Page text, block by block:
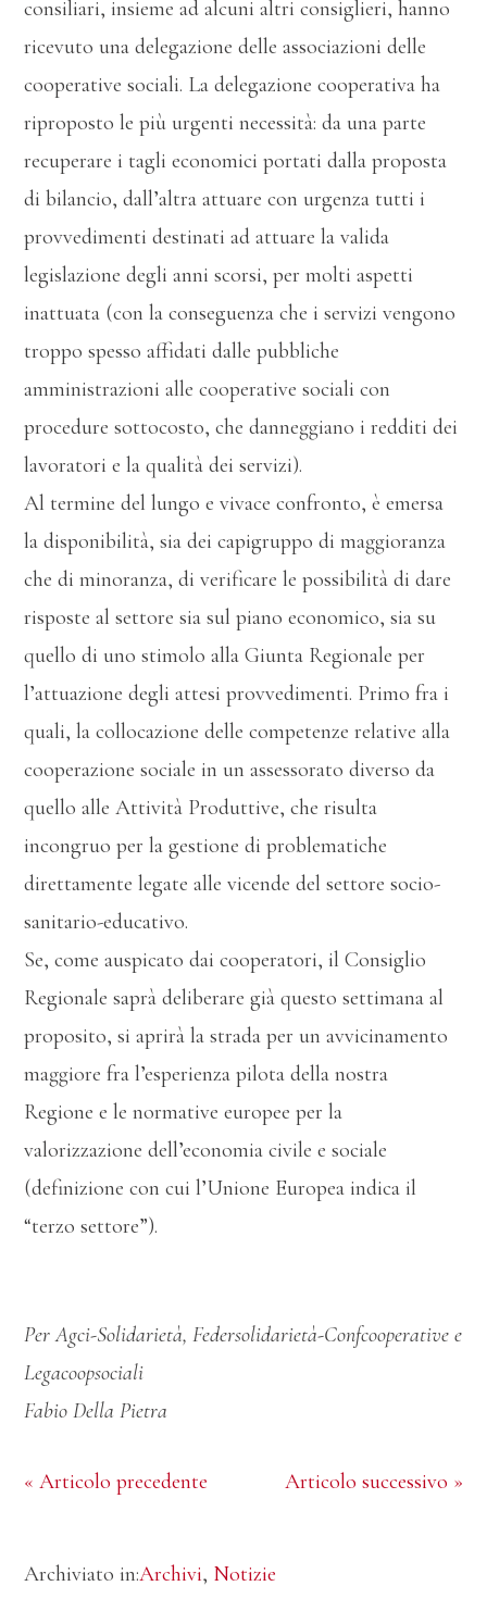
consiliari, insieme ad alcuni altri consiglieri, hanno
ricevuto una delegazione delle associazioni delle
cooperative sociali. La delegazione cooperativa ha
riproposto le più urgenti necessità: da una parte
recuperare i tagli economici portati dalla proposta
di bilancio, dall’altra attuare con urgenza tutti i
provvedimenti destinati ad attuare la valida
legislazione degli anni scorsi, per molti aspetti
inattuata (con la conseguenza che i servizi vengono
troppo spesso affidati dalle pubbliche
amministrazioni alle cooperative sociali con
procedure sottocosto, che danneggiano i redditi dei
lavoratori e la qualità dei servizi).
Al termine del lungo e vivace confronto, è emersa
la disponibilità, sia dei capigruppo di maggioranza
che di minoranza, di verificare le possibilità di dare
risposte al settore sia sul piano economico, sia su
quello di uno stimolo alla Giunta Regionale per
l’attuazione degli attesi provvedimenti. Primo fra i
quali, la collocazione delle competenze relative alla
cooperazione sociale in un assessorato diverso da
quello alle Attività Produttive, che risulta
incongruo per la gestione di problematiche
direttamente legate alle vicende del settore socio-
sanitario-educativo.
Se, come auspicato dai cooperatori, il Consiglio
Regionale saprà deliberare già questo settimana al
proposito, si aprirà la strada per un avvicinamento
maggiore fra l’esperienza pilota della nostra
Regione e le normative europee per la
valorizzazione dell’economia civile e sociale
(definizione con cui l’Unione Europea indica il
“terzo settore”).
Per Agci-Solidarietà, Federsolidarietà-Confcooperative e
Legacoopsociali
Fabio Della Pietra
« Articolo precedente Articolo successivo »
Archiviato in:Archivi, Notizie